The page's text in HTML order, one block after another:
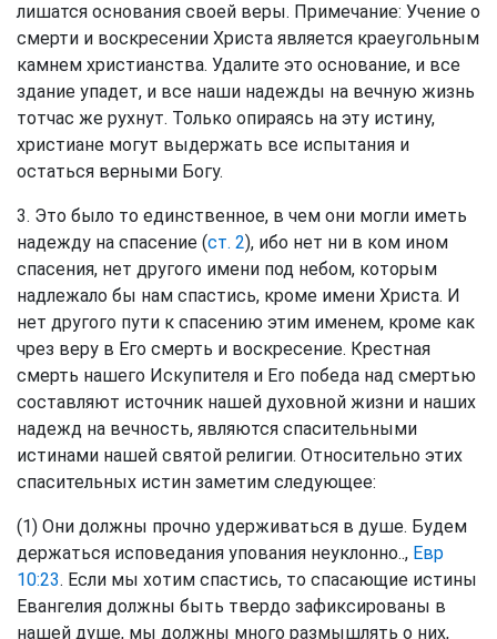
лишатся основания своей веры. Примечание: Учение о
смерти и воскресении Христа является краеугольным
камнем христианства. Удалите это основание, и все
здание упадет, и все наши надежды на вечную жизнь
тотчас же рухнут. Только опираясь на эту истину,
христиане могут выдержать все испытания и
остаться верными Богу.
3. Это было то единственное, в чем они могли иметь
надежду на спасение (ст. 2), ибо нет ни в ком ином
спасения, нет другого имени под небом, которым
надлежало бы нам спастись, кроме имени Христа. И
нет другого пути к спасению этим именем, кроме как
чрез веру в Его смерть и воскресение. Крестная
смерть нашего Искупителя и Его победа над смертью
составляют источник нашей духовной жизни и наших
надежд на вечность, являются спасительными
истинами нашей святой религии. Относительно этих
спасительных истин заметим следующее:
(1) Они должны прочно удерживаться в душе. Будем
держаться исповедания упования неуклонно.., Евр
10:23. Если мы хотим спастись, то спасающие истины
Евангелия должны быть твердо зафиксированы в
нашей душе, мы должны много размышлять о них,